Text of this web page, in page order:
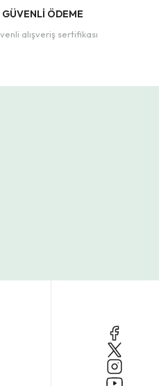
GÜVENLİ ÖDEME
alışveriş sertifikası